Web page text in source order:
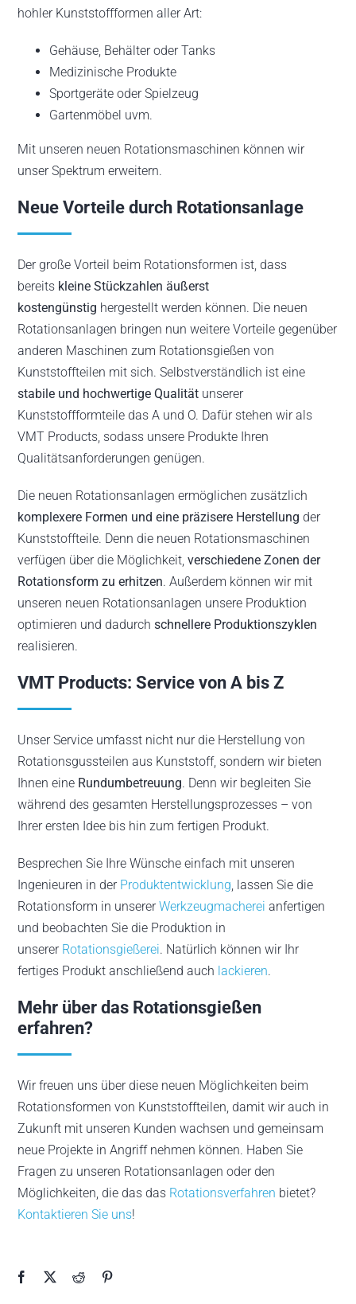
hohler Kunststoffformen aller Art:
Gehäuse, Behälter oder Tanks
Medizinische Produkte
Sportgeräte oder Spielzeug
Gartenmöbel uvm.
Mit unseren neuen Rotationsmaschinen können wir
unser Spektrum erweitern.
Neue Vorteile durch Rotationsanlage
Der große Vorteil beim Rotationsformen ist, dass
bereits kleine Stückzahlen äußerst
kostengünstig hergestellt werden können. Die neuen
Rotationsanlagen bringen nun weitere Vorteile gegenüber
anderen Maschinen zum Rotationsgießen von
Kunststoffteilen mit sich. Selbstverständlich ist eine
stabile und hochwertige Qualität unserer
Kunststoffformteile das A und O. Dafür stehen wir als
VMT Products, sodass unsere Produkte Ihren
Qualitätsanforderungen genügen.
Die neuen Rotationsanlagen ermöglichen zusätzlich
komplexere Formen und eine präzisere Herstellung der
Kunststoffteile. Denn die neuen Rotationsmaschinen
verfügen über die Möglichkeit,verschiedene Zonen der
Rotationsform zu erhitzen. Außerdem können wir mit
unseren neuen Rotationsanlagen unsere Produktion
optimieren und dadurchschnellere Produktionszyklen
realisieren.
VMT Products: Service von A bis Z
Unser Service umfasst nicht nur die Herstellung von
Rotationsgussteilen aus Kunststoff, sondern wir bieten
Ihnen eine Rundumbetreuung. Denn wir begleiten Sie
während des gesamten Herstellungsprozesses – von
Ihrer ersten Idee bis hin zum fertigen Produkt.
Besprechen Sie Ihre Wünsche einfach mit unseren
Ingenieuren in der Produktentwicklung, lassen Sie die
Rotationsform in unsererWerkzeugmacherei anfertigen
und beobachten Sie die Produktion in
unserer Rotationsgießerei. Natürlich können wir Ihr
fertiges Produkt anschließend auch lackieren.
Mehr über das Rotationsgießen
erfahren?
Wir freuen uns über diese neuen Möglichkeiten beim
Rotationsformen von Kunststoffteilen, damit wir auch in
Zukunft mit unseren Kunden wachsen und gemeinsam
neue Projekte in Angriff nehmen können. Haben Sie
Fragen zu unseren Rotationsanlagen oder den
Möglichkeiten, die das das Rotationsverfahren bietet?
Kontaktieren Sie uns!